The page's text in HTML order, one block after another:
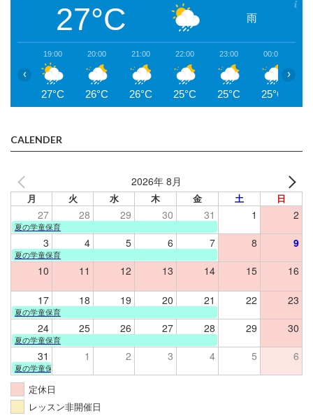
27°C 雨
19:00
27°C
20:00
26°C
21:00
26°C
22:00
25°C
23:00
25°C
00:00
25°C
‹ ›
CALENDER
2026年 8月
月 火 水 木 金 土 日
27 28 29 30 31 1 2
夏の学童保育
3 4 5 6 7 8 9
夏の学童保育
10 11 12 13 14 15 16
17 18 19 20 21 22 23
夏の学童保育
24 25 26 27 28 29 30
夏の学童保育
31 1 2 3 4 5 6
夏の学童保育
定休日
レッスン非開催日